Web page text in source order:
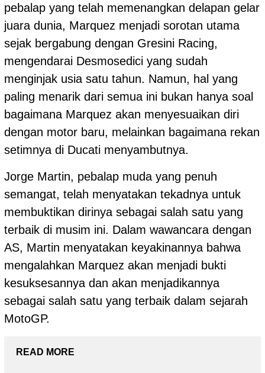
pebalap yang telah memenangkan delapan gelar
juara dunia, Marquez menjadi sorotan utama
sejak bergabung dengan Gresini Racing,
mengendarai Desmosedici yang sudah
menginjak usia satu tahun. Namun, hal yang
paling menarik dari semua ini bukan hanya soal
bagaimana Marquez akan menyesuaikan diri
dengan motor baru, melainkan bagaimana rekan
setimnya di Ducati menyambutnya.
Jorge Martin, pebalap muda yang penuh
semangat, telah menyatakan tekadnya untuk
membuktikan dirinya sebagai salah satu yang
terbaik di musim ini. Dalam wawancara dengan
AS, Martin menyatakan keyakinannya bahwa
mengalahkan Marquez akan menjadi bukti
kesuksesannya dan akan menjadikannya
sebagai salah satu yang terbaik dalam sejarah
MotoGP.
READ MORE